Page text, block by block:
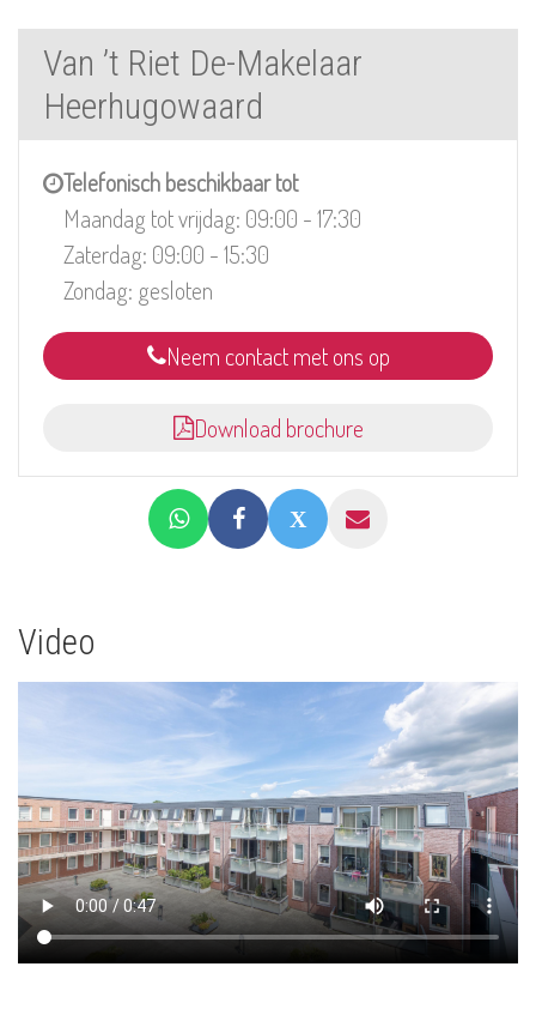
Van ’t Riet De-Makelaar
Heerhugowaard
Telefonisch beschikbaar tot
Maandag tot vrijdag: 09:00 - 17:30
Zaterdag: 09:00 - 15:30
Zondag: gesloten
Neem contact met ons op
Download brochure
Video